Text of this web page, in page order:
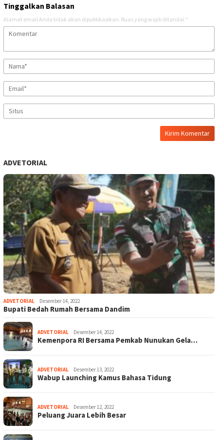
Tinggalkan Balasan
Alamat email Anda tidak akan dipublikasikan. Ruas yang wajib ditandai *
ADVETORIAL
ADVETORIAL Desember 14, 2022
Bupati Bedah Rumah Bersama Dandim
ADVETORIAL Desember 14, 2022
Kemenpora RI Bersama Pemkab Nunukan Gela…
ADVETORIAL Desember 13, 2022
Wabup Launching Kamus Bahasa Tidung
ADVETORIAL Desember 12, 2022
Peluang Juara Lebih Besar